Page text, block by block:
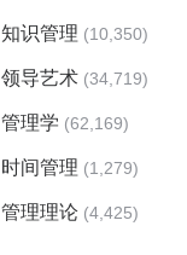
知识管理 (10,350)
领导艺术 (34,719)
管理学 (62,169)
时间管理 (1,279)
管理理论 (4,425)